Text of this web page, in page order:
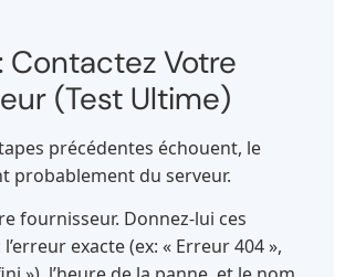
Contactez Votre
(Test Ultime)
précédentes échouent, le
probablement du serveur.
fournisseur. Donnez-lui ces
exacte (ex: « Erreur 404 »,